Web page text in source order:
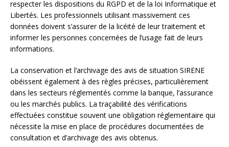
respecter les dispositions du RGPD et de la loi Informatique et
Libertés. Les professionnels utilisant massivement ces
données doivent s’assurer de la licéité de leur traitement et
informer les personnes concernées de l’usage fait de leurs
informations.
La conservation et l’archivage des avis de situation SIRENE
obéissent également à des règles précises, particulièrement
dans les secteurs réglementés comme la banque, l’assurance
ou les marchés publics. La traçabilité des vérifications
effectuées constitue souvent une obligation réglementaire qui
nécessite la mise en place de procédures documentées de
consultation et d’archivage des avis obtenus.